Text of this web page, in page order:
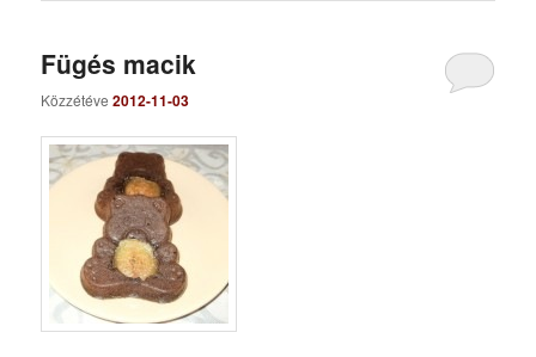
Fügés macik
Közzétéve2012-11-03